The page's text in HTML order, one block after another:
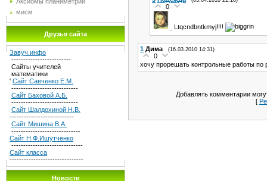
мисм
Друзья сайта
Завуч.инфо
-------------------------
Сайты учителей
математики
' Сайт Савченко Е.М.
----------------------------
Сайт Баховой А.Б.
----------------------------
Сайт Шалдохиной Н.В.
---------------------------
Сайт Мишина В.А.
-----------------------------
Сайт Н.Ф.Ишутченко
------------------------------
Сайт класса
-------------------------------
Новости
0
Ltqcndbntkmyj!!!!
1 Дима (16.03.2010 14:31)
0
хочу прорешать контрольные работы
Добавлять комментарии
[